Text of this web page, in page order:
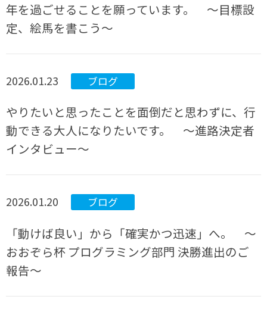
年を過ごせることを願っています。 ～目標設
定、絵馬を書こう～
2026.01.23 ブログ
やりたいと思ったことを面倒だと思わずに、行
動できる大人になりたいです。 ～進路決定者
インタビュー～
2026.01.20 ブログ
「動けば良い」から「確実かつ迅速」へ。 ～
おおぞら杯 プログラミング部門 決勝進出のご
報告～